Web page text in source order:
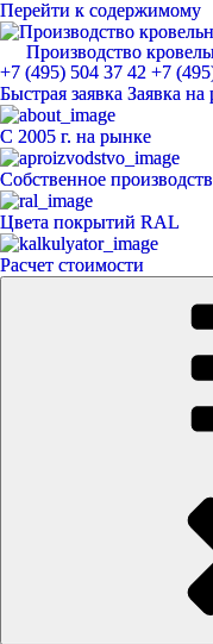
Перейти к содержимому
Производство
ЕвроМет
+7 (495) 504 37 42 +7
Быстрая заявка Заявка на
С 2005 г. на рынке
Собственное
Цвета покрытий RAL
Расчет стоимости